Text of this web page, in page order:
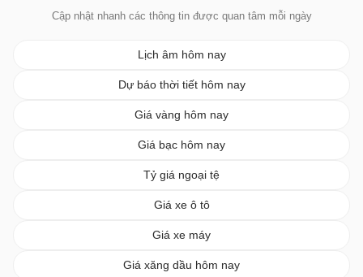
Cập nhật nhanh các thông tin được quan tâm mỗi ngày
Lịch âm hôm nay
Dự báo thời tiết hôm nay
Giá vàng hôm nay
Giá bạc hôm nay
Tỷ giá ngoại tệ
Giá xe ô tô
Giá xe máy
Giá xăng dầu hôm nay